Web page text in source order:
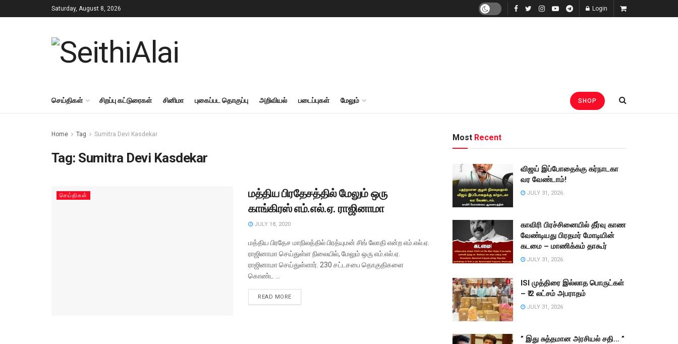
Saturday, August 8, 2026 Login
செய்திகள் சிறப்பு கட்டுரைகள் சினிமா புகைப்பட தொகுப்பு அறிவியல் படைப்புகள் மேலும் SHOP
Home Tag Sumitra Devi Kasdekar
Tag: Sumitra Devi Kasdekar
செய்திகள்
மத்திய பிரதேசத்தில் மேலும் ஒரு
காங்கிரஸ் எம்.எல்.ஏ. ராஜினாமா
JULY 18, 2020
மத்திய பிரதேச மாநிலத்தில் பிரத்யுமன் சிங் லோதி என்ற எம்.எல்.ஏ.
ராஜினாமா செய்துள்ள நிலையில், மேலும் ஒரு எம்.எல்.ஏ.
ராஜினாமா செய்துள்ளார். 230 சட்டசபை தொகுதிகளை
கொண்ட ...
READ MORE
Most Recent
விஜய் இப்போதைக்கு கர்நாடகா
வர வேண்டாம்!
JULY 31, 2026
காவிரி பிரச்சினையில் தீர்வு காண
வேண்டியது பிரதமர் மோடியின்
கடமை – மாணிக்கம் தாகூர்
JULY 31, 2026
ISI முத்திரை இல்லாத பொருட்கள்
– ₹.2 லட்சம் அபராதம்
JULY 31, 2026
” இது சுத்தமான அரசியல் சதி… ”